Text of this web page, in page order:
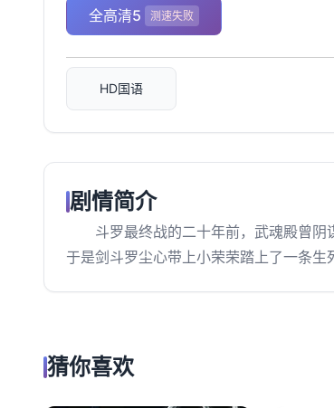
全高清5 测速失败
HD国语
剧情简介
斗罗最终战的二十年前，武魂殿曾阴
于是剑斗罗尘心带上小荣荣踏上了一条
猜你喜欢